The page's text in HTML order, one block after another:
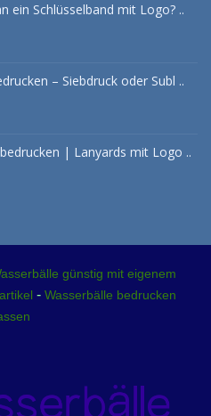
ein Schlüsselband mit Logo? ..
– Siebdruck oder Subl ..
| Lanyards mit Logo ..
günstig mit eigenem
- Wasserbälle bedrucken